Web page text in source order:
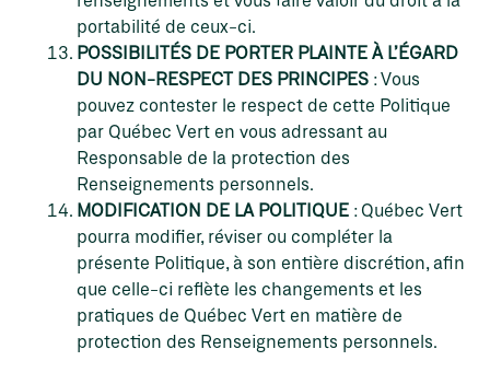
portabilité de ceux-ci.
POSSIBILITÉS DE PORTER PLAINTE À L’ÉGARD
DU NON-RESPECT DES PRINCIPES : Vous
pouvez contester le respect de cette Politique
par Québec Vert en vous adressant au
Responsable de la protection des
Renseignements personnels.
MODIFICATION DE LA POLITIQUE : Québec Vert
pourra modifier, réviser ou compléter la
présente Politique, à son entière discrétion, afin
que celle-ci reflète les changements et les
pratiques de Québec Vert en matière de
protection des Renseignements personnels.